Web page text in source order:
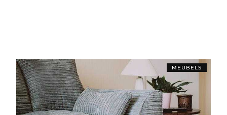
MEUBELS